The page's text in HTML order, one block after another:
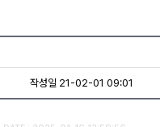
작성일 21-02-01 09:01